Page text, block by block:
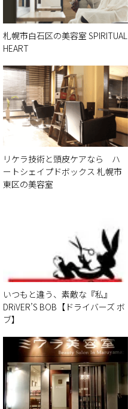
札幌市白石区の美容室 SPIRITUAL
HEART
リケラ技術と頭皮ケアなら ハ
ートシェイプドボックス 札幌市
東区の美容室
いつもと違う、素敵な『私』
DRiVER’S BOB【ドライバーズ ボ
ブ】